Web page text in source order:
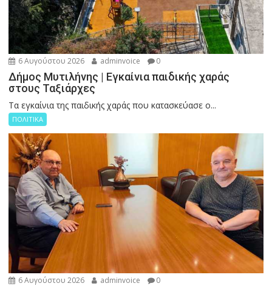
6 Αυγούστου 2026 adminvoice 0
Δήμος Μυτιλήνης | Εγκαίνια παιδικής χαράς
στους Ταξιάρχες
Tα εγκαίνια της παιδικής χαράς που κατασκεύασε ο...
ΠΟΛΙΤΙΚΑ
6 Αυγούστου 2026 adminvoice 0